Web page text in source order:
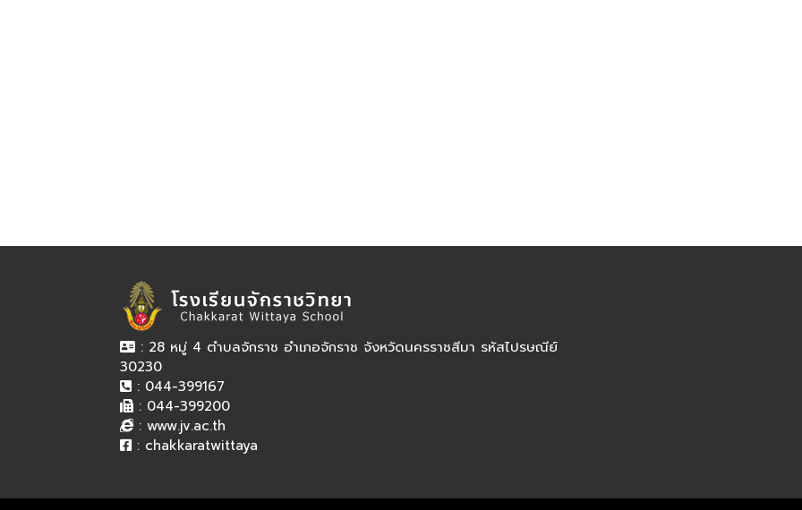
: 28 หมู่ 4 ตำบลจักราช อำเภอจักราช จังหวัดนครราชสีมา รหัสไปรษณีย์
30230
: 044-399167
: 044-399200
: www.jv.ac.th
: chakkaratwittaya